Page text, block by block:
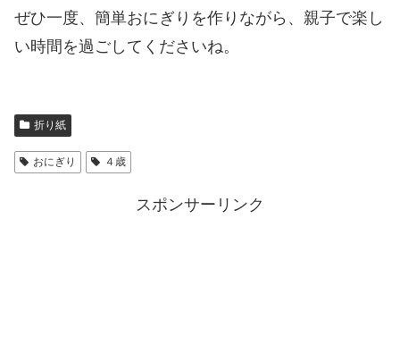
ぜひ一度、簡単おにぎりを作りながら、親子で楽し
い時間を過ごしてくださいね。
折り紙
おにぎり ４歳
スポンサーリンク